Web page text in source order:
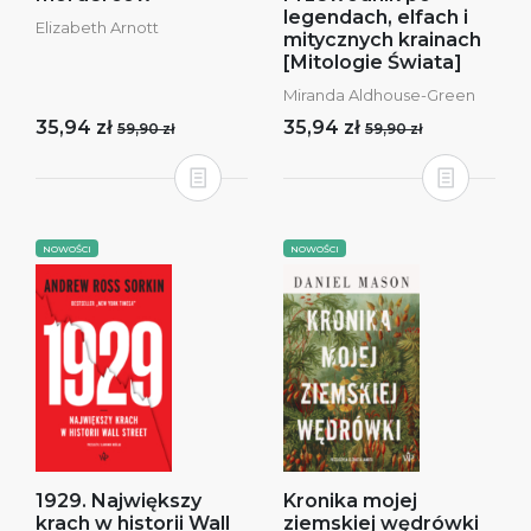
Elizabeth Arnott
35,94 zł 59,90 zł
legendach, elfach i
mitycznych krainach
[Mitologie Świata]
Miranda Aldhouse-Green
35,94 zł 59,90 zł
NOWOŚCI
1929. Największy
krach w historii Wall
NOWOŚCI
Kronika mojej
ziemskiej wędrówki